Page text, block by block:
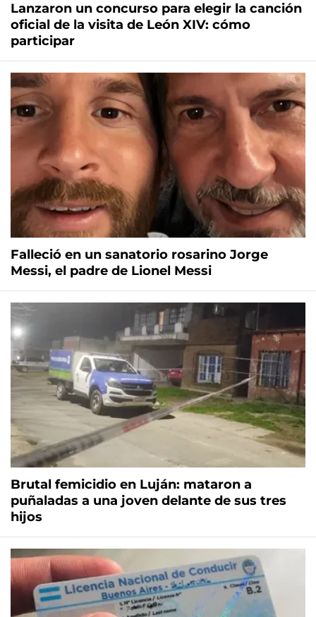
Lanzaron un concurso para elegir la canción
oficial de la visita de León XIV: cómo
participar
Falleció en un sanatorio rosarino Jorge
Messi, el padre de Lionel Messi
Brutal femicidio en Luján: mataron a
puñaladas a una joven delante de sus tres
hijos